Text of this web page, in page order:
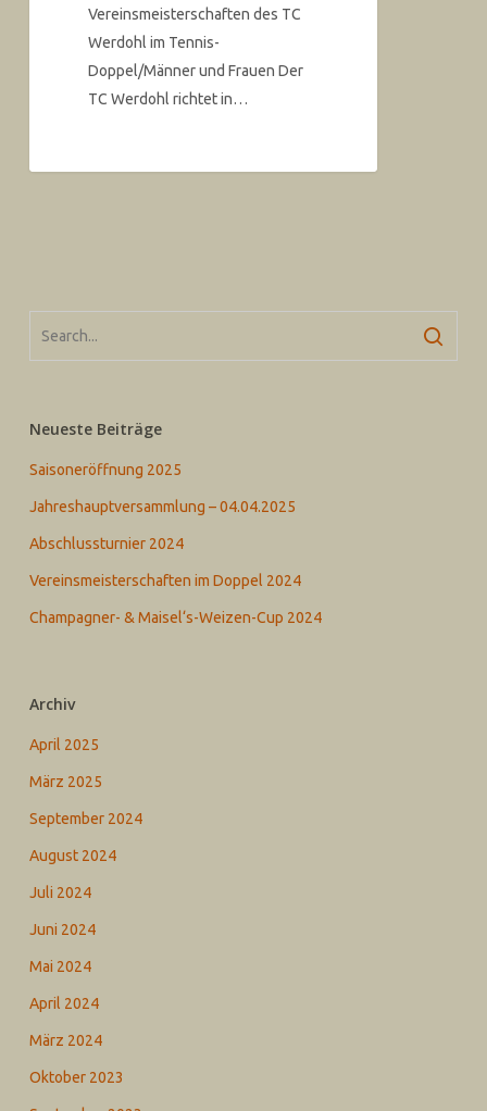
Vereinsmeisterschaften des TC
Werdohl im Tennis-
Doppel/Männer und Frauen Der
TC Werdohl richtet in…
Neueste Beiträge
Saisoneröffnung 2025
Jahreshauptversammlung – 04.04.2025
Abschlussturnier 2024
Vereinsmeisterschaften im Doppel 2024
Champagner- & Maisel‘s-Weizen-Cup 2024
Archiv
April 2025
März 2025
September 2024
August 2024
Juli 2024
Juni 2024
Mai 2024
April 2024
März 2024
Oktober 2023